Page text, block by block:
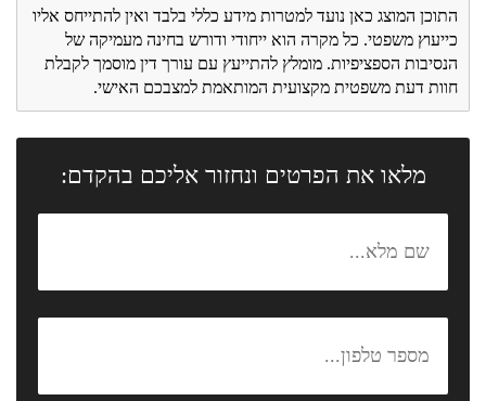
התוכן המוצג כאן נועד למטרות מידע כללי בלבד ואין להתייחס אליו
כייעוץ משפטי. כל מקרה הוא ייחודי ודורש בחינה מעמיקה של
הנסיבות הספציפיות. מומלץ להתייעץ עם עורך דין מוסמך לקבלת
חוות דעת משפטית מקצועית המותאמת למצבכם האישי.
מלאו את הפרטים ונחזור אליכם בהקדם: